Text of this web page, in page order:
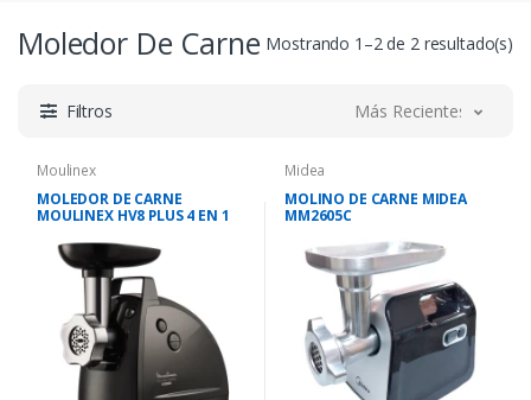
Moledor De Carne Mostrando 1–2 de 2 resultado(s)
Filtros Más Recientes
Moulinex
MOLEDOR DE CARNE
MOULINEX HV8 PLUS 4 EN 1
Midea
MOLINO DE CARNE MIDEA
MM2605C